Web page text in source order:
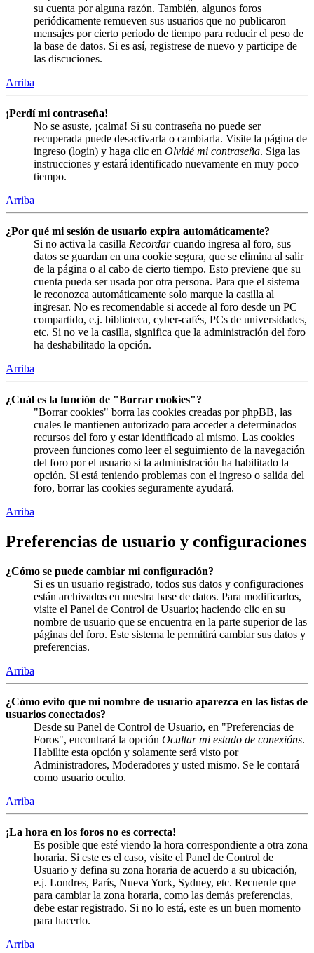
su cuenta por alguna razón. También, algunos foros
periódicamente remueven sus usuarios que no publicaron
mensajes por cierto periodo de tiempo para reducir el peso de
la base de datos. Si es así, registrese de nuevo y participe de
las discuciones.
Arriba
¡Perdí mi contraseña!
No se asuste, ¡calma! Si su contraseña no puede ser
recuperada puede desactivarla o cambiarla. Visite la página de
ingreso (login) y haga clic en Olvidé mi contraseña. Siga las
instrucciones y estará identificado nuevamente en muy poco
tiempo.
Arriba
¿Por qué mi sesión de usuario expira automáticamente?
Si no activa la casilla Recordarcuando ingresa al foro, sus
datos se guardan en una cookie segura, que se elimina al salir
de la página o al cabo de cierto tiempo. Esto previene que su
cuenta pueda ser usada por otra persona. Para que el sistema
le reconozca automáticamente solo marque la casilla al
ingresar. No es recomendable si accede al foro desde un PC
compartido, e.j. biblioteca, cyber-cafés, PCs de universidades,
etc. Si no ve la casilla, significa que la administración del foro
ha deshabilitado la opción.
Arriba
¿Cuál es la función de "Borrar cookies"?
"Borrar cookies" borra las cookies creadas por phpBB, las
cuales le mantienen autorizado para acceder a determinados
recursos del foro y estar identificado al mismo. Las cookies
proveen funciones como leer el seguimiento de la navegación
del foro por el usuario si la administración ha habilitado la
opción. Si está teniendo problemas con el ingreso o salida del
foro, borrar las cookies seguramente ayudará.
Arriba
Preferencias de usuario y configuraciones
¿Cómo se puede cambiar mi configuración?
Si es un usuario registrado, todos sus datos y configuraciones
están archivados en nuestra base de datos. Para modificarlos,
visite el Panel de Control de Usuario; haciendo clic en su
nombre de usuario que se encuentra en la parte superior de las
páginas del foro. Este sistema le permitirá cambiar sus datos y
preferencias.
Arriba
¿Cómo evito que mi nombre de usuario aparezca en las listas de
usuarios conectados?
Desde su Panel de Control de Usuario, en "Preferencias de
Foros", encontrará la opción Ocultar mi estado de conexións.
Habilite esta opción y solamente será visto por
Administradores, Moderadores y usted mismo. Se le contará
como usuario oculto.
Arriba
¡La hora en los foros no es correcta!
Es posible que esté viendo la hora correspondiente a otra zona
horaria. Si este es el caso, visite el Panel de Control de
Usuario y defina su zona horaria de acuerdo a su ubicación,
e.j. Londres, París, Nueva York, Sydney, etc. Recuerde que
para cambiar la zona horaria, como las demás preferencias,
debe estar registrado. Si no lo está, este es un buen momento
para hacerlo.
Arriba